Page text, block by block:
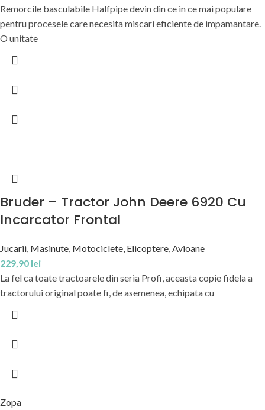
Remorcile basculabile Halfpipe devin din ce in ce mai populare
pentru procesele care necesita miscari eficiente de impamantare.
O unitate
Bruder – Tractor John Deere 6920 Cu
Incarcator Frontal
Jucarii Masinute, Motociclete, Elicoptere, Avioane
229,90 lei
La fel ca toate tractoarele din seria Profi, aceasta copie fidela a
tractorului original poate fi, de asemenea, echipata cu
Zopa